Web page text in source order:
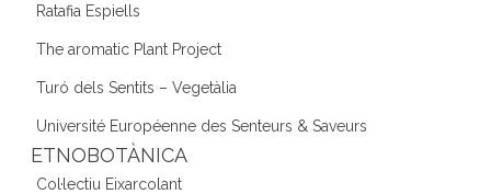
Ratafia Espiells
The aromatic Plant Project
Turó dels Sentits – Vegetàlia
Université Européenne des Senteurs & Saveurs
ETNOBOTÀNICA
Col·lectiu Eixarcolant